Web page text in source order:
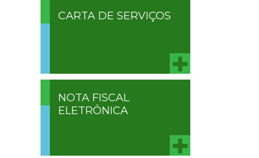
CARTA DE SERVIÇOS
NOTA FISCAL
ELETRÔNICA